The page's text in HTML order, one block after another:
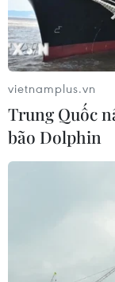
vietnamplus.vn
Trung Quốc
bão Dolphin